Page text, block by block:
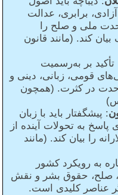
برابری، عدالت
ملی و صلح را
کند. (مانند قانون
تأکید بر به‌رسمیت
قومی، زبانی، دینی و
در کثرت. (همچون
: پیشگفتار باید با زبان
پاسخ به تحولات آینده از
را بیان کند. (مانند
به رویکرد کشور
صلح، حقوق بشر و نقش
عناصر کلیدی است.